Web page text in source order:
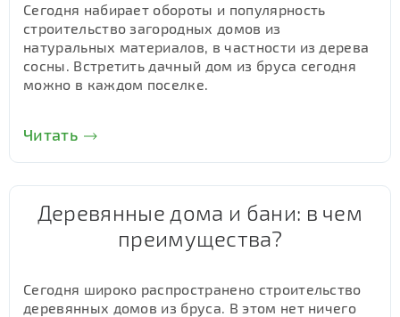
Сегодня набирает обороты и популярность
строительство загородных домов из
натуральных материалов, в частности из дерева
сосны. Встретить дачный дом из бруса сегодня
можно в каждом поселке.
Читать
Деревянные дома и бани: в чем
преимущества?
Сегодня широко распространено строительство
деревянных домов из бруса. В этом нет ничего